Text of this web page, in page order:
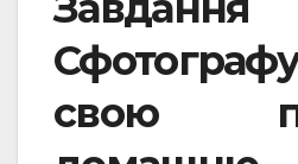
свою